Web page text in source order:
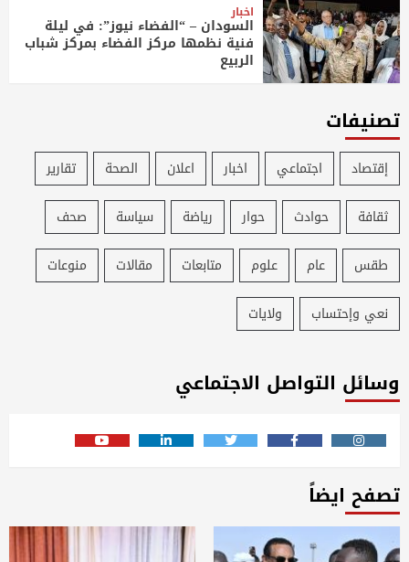
اخبار
السودان – “الفضاء نيوز”: في ليلة
فنية نظمها مركز الفضاء بمركز شباب
الربيع
تصنيفات
إقتصاد اجتماعي اخبار اعلان الصحة
تقارير
ثقافة
حوادث حوار رياضة سياسة
صحف
طقس
عام علوم متابعات مقالات
منوعات
نعي وإحتساب
ولايات
وسائل التواصل الاجتماعي
Instagram
Facebook
Twitter
Linkedin
Youtube
تصفح ايضاً